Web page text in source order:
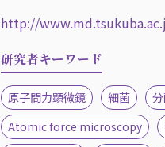
http://
研究者キーワード
原子間力顕微鏡 細菌
Atomic force microscopy